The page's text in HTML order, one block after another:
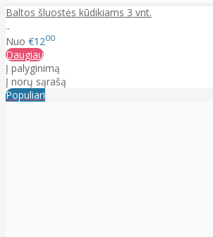
Baltos šluostės kūdikiams 3 vnt.
..
Nuo €1200
Daugiau
Į palyginimą
Į norų sąrašą
Populiari